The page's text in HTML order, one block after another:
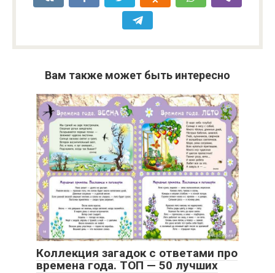
Вам также может быть интересно
Коллекция загадок с ответами про
времена года. ТОП — 50 лучших